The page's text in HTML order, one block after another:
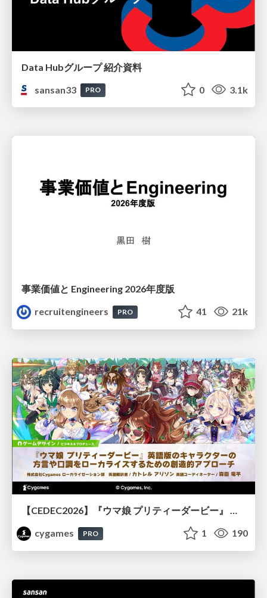
Data Hubグループ 紹介資料
sansan33
PRO 0 3.1k
事業価値と Engineering 2026年度版
recruitengineers
PRO 41 21k
【CEDEC2026】『ウマ娘 プリティーダービー』 英語版のキャラクターの方言や口調をローカライズするための創造的アプローチ
cygames
PRO 1 190